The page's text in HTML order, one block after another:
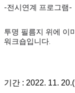
-전시연계 프로그램-
투명 필름지 위에 이
워크숍입니다.
기간 : 2022. 11.